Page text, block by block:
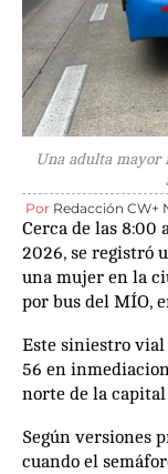
Una adulta mayor
Por Redacción CW+
Cerca de las 8:00
2026, se registró
una mujer en la
por bus del MÍO,
Este siniestro vial
56 en
norte de la
Según versiones
cuando el